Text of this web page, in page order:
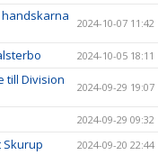
handskarna
2024-10-07 11:42
2024-10-05 18:11
till Division
2024-09-29 19:07
2024-09-29 09:32
2024-09-20 22:44